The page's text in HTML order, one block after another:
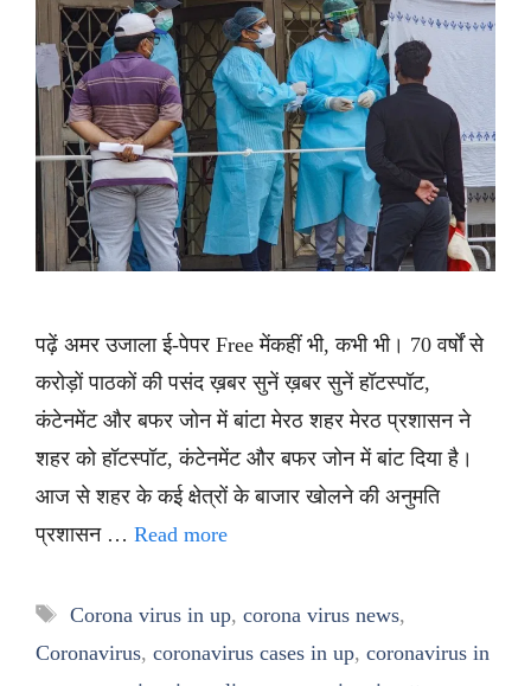
पढ़ें अमर उजाला ई-पेपर Free मेंकहीं भी, कभी भी। 70 वर्षों से
करोड़ों पाठकों की पसंद ख़बर सुनें ख़बर सुनें हॉटस्पॉट,
कंटेनमेंट और बफर जोन में बांटा मेरठ शहर मेरठ प्रशासन ने
शहर को हॉटस्पॉट, कंटेनमेंट और बफर जोन में बांट दिया है।
आज से शहर के कई क्षेत्रों के बाजार खोलने की अनुमति
प्रशासन … Read more
Tags
Corona virus in up, corona virus news,
Coronavirus, coronavirus cases in up, coronavirus in